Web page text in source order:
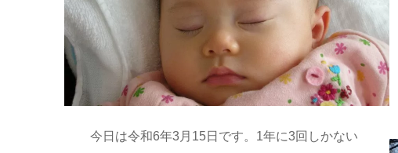
今日は令和6年3月15日です。1年に3回しかない